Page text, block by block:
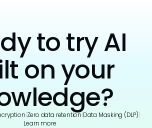
to try AI
on your
Zero data retention Data Masking (DLP)
Learn more